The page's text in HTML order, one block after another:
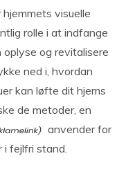
visuelle
rolle i at indfange
og revitalisere
ned i, hvordan
kan løfte dit hjems
de metoder, en
anvender for
i fejlfri stand.